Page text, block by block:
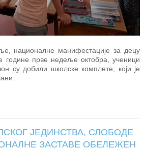
националне манифестације за децу
године прве недеље октобра, ученици
су добили школске комплете, који је
ЈЕДИНСТВА, СЛОБОДЕ
ЗАСТАВЕ ОБЕЛЕЖЕН